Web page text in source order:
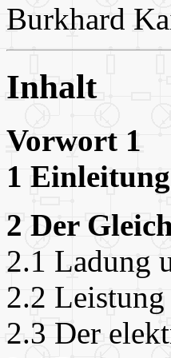
Burkhard
Inhalt
Vorwort 1
1
2 Der
2.1 Ladung
2.2
2.3 Der